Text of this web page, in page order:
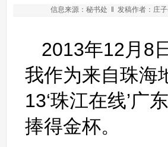
信息来源：秘书处 ‖ 发稿作者：庄
2013年12月8
我作为来自珠海
13‘珠江在线’广
捧得金杯。